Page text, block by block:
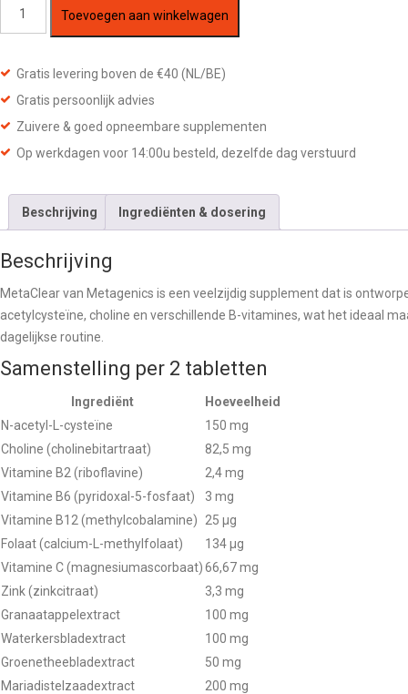
60
Tabletten
Toevoegen aan winkelwagen
Gratis levering boven de €40 (NL/BE)
Gratis persoonlijk advies
Zuivere & goed opneembare supplementen
Op werkdagen voor 14:00u besteld, dezelfde dag verstuurd
Beschrijving Ingrediënten & dosering
Beschrijving
MetaClear van Metagenics is een veelzijdig supplement dat is
acetylcysteïne, choline en verschillende B-vitamines, wat het ideaal
dagelijkse routine.
Samenstelling per 2 tabletten
Ingrediënt
Hoeveelheid
N-acetyl-L-cysteïne
150 mg
Choline (cholinebitartraat)
82,5 mg
Vitamine B2 (riboflavine)
2,4 mg
Vitamine B6 (pyridoxal-5-fosfaat)
3 mg
Vitamine B12 (methylcobalamine)
25 µg
Folaat (calcium-L-methylfolaat)
134 µg
Vitamine C (magnesiumascorbaat)66,67 mg
Zink (zinkcitraat)
3,3 mg
Granaatappelextract
100 mg
Waterkersbladextract
100 mg
Groenetheebladextract
50 mg
Mariadistelzaadextract
200 mg